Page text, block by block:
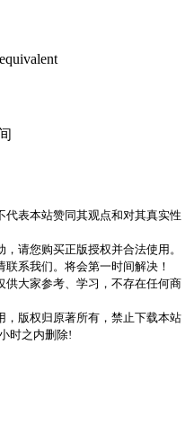
代表本站赞同其观点和对其真实性
请您购买正版授权并合法使用。
系我们。将会第一时间解决！
供大家参考、学习，不存在任何商
，版权归原著所有，禁止下载本站
时之内删除!